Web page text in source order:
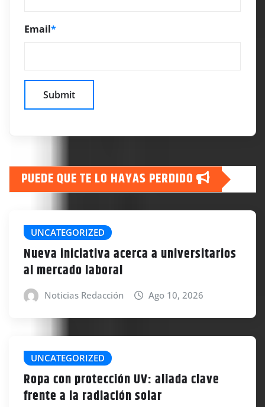
Email*
PUEDE QUE TE LO HAYAS PERDIDO
UNCATEGORIZED
Nueva iniciativa acerca a universitarios
al mercado laboral
Noticias Redacción Ago 10, 2026
UNCATEGORIZED
Ropa con protección UV: aliada clave
frente a la radiación solar